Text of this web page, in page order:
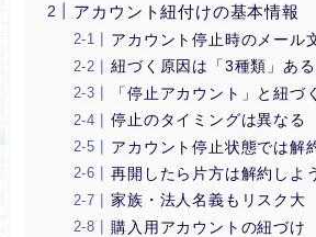
アカウント紐付けの基本情報
アカウント停止時のメール
紐づく原因は「3種類」ある
「停止アカウント」と紐づく
停止のタイミングは異なる
アカウント停止状態では解
再開したら片方は解約しよ
家族・法人名義もリスク大
購入用アカウントの紐づけ